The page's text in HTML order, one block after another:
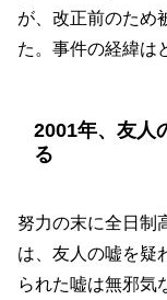
が、改正前のため
た。事件の経緯は
2001年、友人
る
努力の末に全日制
は、友人の嘘を疑
られた嘘は無邪気